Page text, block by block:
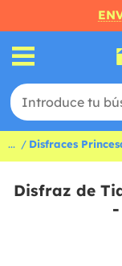
... Disfraces
Disfraz de